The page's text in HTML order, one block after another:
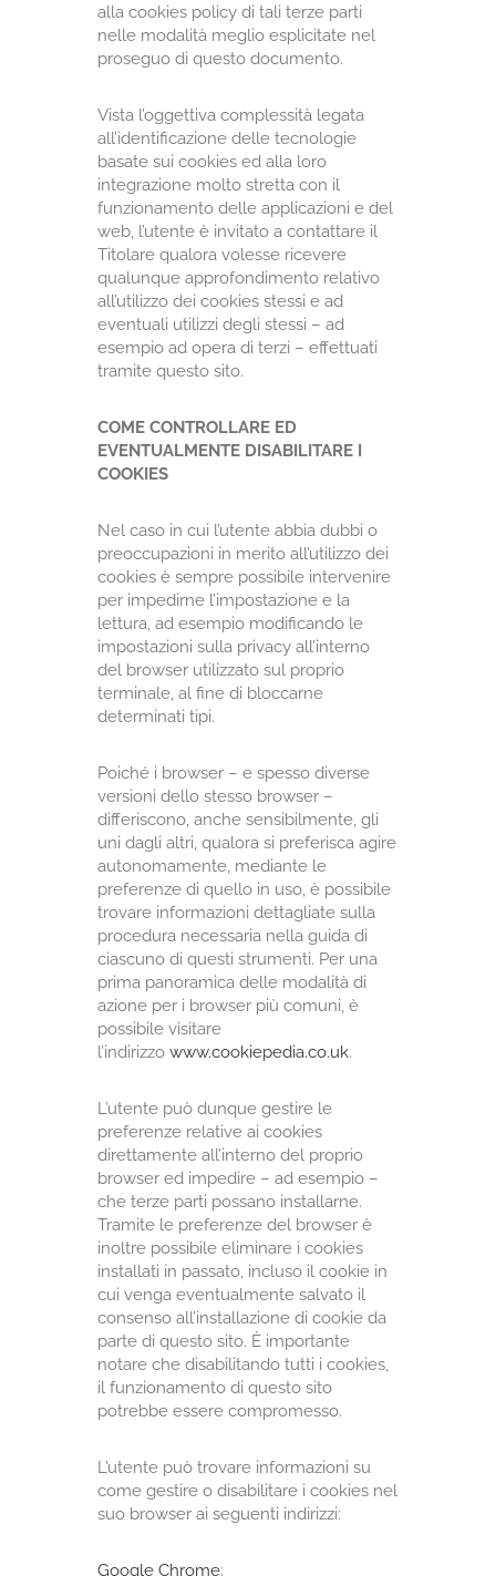
alla cookies policy di tali terze parti
nelle modalità meglio esplicitate nel
proseguo di questo documento.
Vista l’oggettiva complessità legata
all’identificazione delle tecnologie
basate sui cookies ed alla loro
integrazione molto stretta con il
funzionamento delle applicazioni e del
web, l’utente è invitato a contattare il
Titolare qualora volesse ricevere
qualunque approfondimento relativo
all’utilizzo dei cookies stessi e ad
eventuali utilizzi degli stessi – ad
esempio ad opera di terzi – effettuati
tramite questo sito.
COME CONTROLLARE ED
EVENTUALMENTE DISABILITARE I
COOKIES
Nel caso in cui l’utente abbia dubbi o
preoccupazioni in merito all’utilizzo dei
cookies è sempre possibile intervenire
per impedirne l’impostazione e la
lettura, ad esempio modificando le
impostazioni sulla privacy all’interno
del browser utilizzato sul proprio
terminale, al fine di bloccarne
determinati tipi.
Poiché i browser – e spesso diverse
versioni dello stesso browser –
differiscono, anche sensibilmente, gli
uni dagli altri, qualora si preferisca agire
autonomamente, mediante le
preferenze di quello in uso, è possibile
trovare informazioni dettagliate sulla
procedura necessaria nella guida di
ciascuno di questi strumenti. Per una
prima panoramica delle modalità di
azione per i browser più comuni, è
possibile visitare
l’indirizzowww.cookiepedia.co.uk.
L’utente può dunque gestire le
preferenze relative ai cookies
direttamente all’interno del proprio
browser ed impedire – ad esempio –
che terze parti possano installarne.
Tramite le preferenze del browser è
inoltre possibile eliminare i cookies
installati in passato, incluso il cookie in
cui venga eventualmente salvato il
consenso all’installazione di cookie da
parte di questo sito. È importante
notare che disabilitando tutti i cookies,
il funzionamento di questo sito
potrebbe essere compromesso.
L’utente può trovare informazioni su
come gestire o disabilitare i cookies nel
suo browser ai seguenti indirizzi:
Google Chrome: